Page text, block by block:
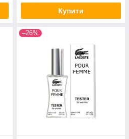
Купити
–26%